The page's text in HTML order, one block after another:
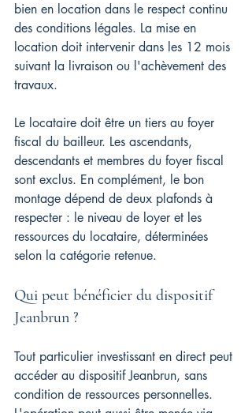
bien en location dans le respect continu
des conditions légales. La mise en
location doit intervenir dans les 12 mois
suivant la livraison ou l'achèvement des
travaux.
Le locataire doit être un tiers au foyer
fiscal du bailleur. Les ascendants,
descendants et membres du foyer fiscal
sont exclus. En complément, le bon
montage dépend de deux plafonds à
respecter : le niveau de loyer et les
ressources du locataire, déterminées
selon la catégorie retenue.
Qui peut bénéficier du dispositif
Jeanbrun ?
Tout particulier investissant en direct peut
accéder au dispositif Jeanbrun, sans
condition de ressources personnelles.